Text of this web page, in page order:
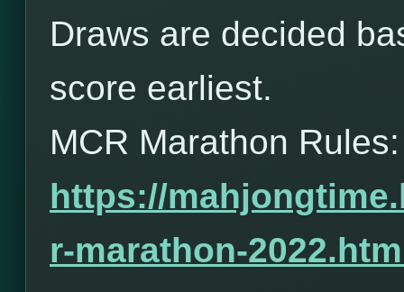
Draws are decided
score earliest.
MCR Marathon Rules:
https://
r-marathon-